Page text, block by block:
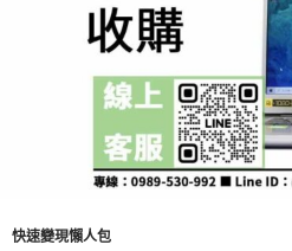
快速變現懶人包